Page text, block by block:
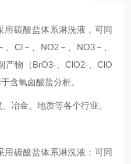
用碳酸盐体系淋洗液，可同
Cl－、NO2－、NO3－、
产物（BrO3-、ClO2-、ClO
含氧卤酸盐分析。
冶金、地质等各个行业。
用碳酸盐体系淋洗液；可同